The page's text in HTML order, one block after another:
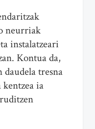
neurriak
instalatzeari
Kontua da,
daudela tresna
ia